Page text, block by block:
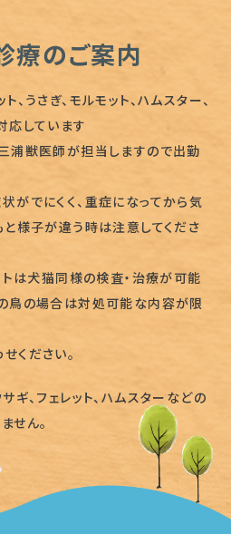
ご案内）
療のご案内
、うさぎ、モルモット、ハムスター、
応しています
浦獣医師が担当しますので出勤
がでにくく、重症になってから気
と様子が違う時は注意してくださ
トは犬猫同様の検査・治療が可能
鳥の場合は対処可能な内容が限
ください。
、フェレット、ハムスターなどの
せん。